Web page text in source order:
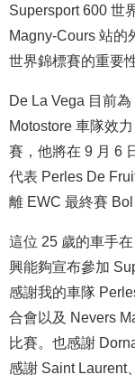
Supersport 600 世
Magny-Cours 站的
世界錦標賽的重要性
De La Vega 目前
Motostore 車隊效
賽，他將在 9 月 6
代表 Perles De
離 EWC 最終賽 Bol
這位 25 歲的車手
興能夠宣布參加
感謝我的車隊
合會以及 Nevers
比賽。也感謝
感謝 Saint Laurent